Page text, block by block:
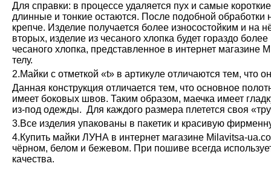
Для справки: в процессе удаляется пух и самые
длинные и тонкие остаются. После подобной обработки
крепче. Изделие получается более износостойким и на
вторых, изделие из чесаного хлопка будет гораздо
чесаного хлопка, представленное в интернет магазине
телу.
2.Майки с отметкой «t» в артикуле отличаются тем, что
Данная конструкция отличается тем, что основное
имеет боковых швов. Таким образом, маечка имеет
из-под одежды. Для каждого размера плетется своя
3.Все изделия упакованы в пакетик и красивую
4.Купить майки ЛУНА в интернет магазине Milavitsa-
чёрном, белом и бежевом. При пошиве всегда
качества.